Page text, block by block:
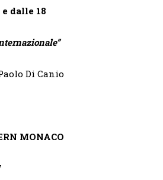
dalle 18
Di Canio
MONACO